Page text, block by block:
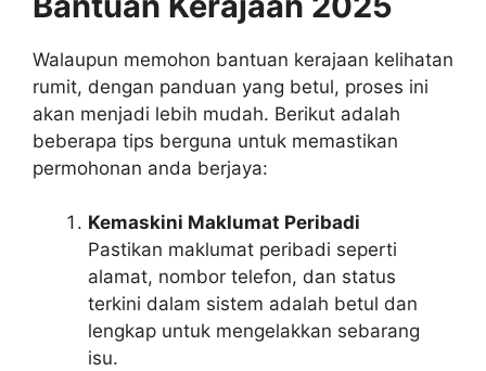
Walaupun memohon bantuan kerajaan kelihatan
rumit, dengan panduan yang betul, proses ini
akan menjadi lebih mudah. Berikut adalah
beberapa tips berguna untuk memastikan
permohonan anda berjaya:
Kemaskini Maklumat Peribadi
Pastikan maklumat peribadi seperti
alamat, nombor telefon, dan status
terkini dalam sistem adalah betul dan
lengkap untuk mengelakkan sebarang
isu.